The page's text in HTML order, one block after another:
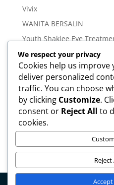
Vivix
WANITA BERSALIN
Youth Shaklee Eye
YOUTH SKIN CARE SERIES
Meta
Log in
Entries feed
Comments feed
We respect your privacy
Cookies help us improve
deliver personalized
traffic. You can choose
by clicking Customize.
consent or Reject All to
cookies.
Reject